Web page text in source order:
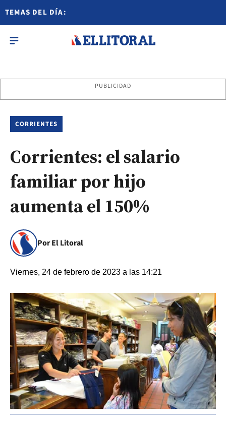
TEMAS DEL DÍA:
PUBLICIDAD
CORRIENTES
Corrientes: el salario
familiar por hijo
aumenta el 150%
Por El Litoral
Viernes, 24 de febrero de 2023 a las 14:21